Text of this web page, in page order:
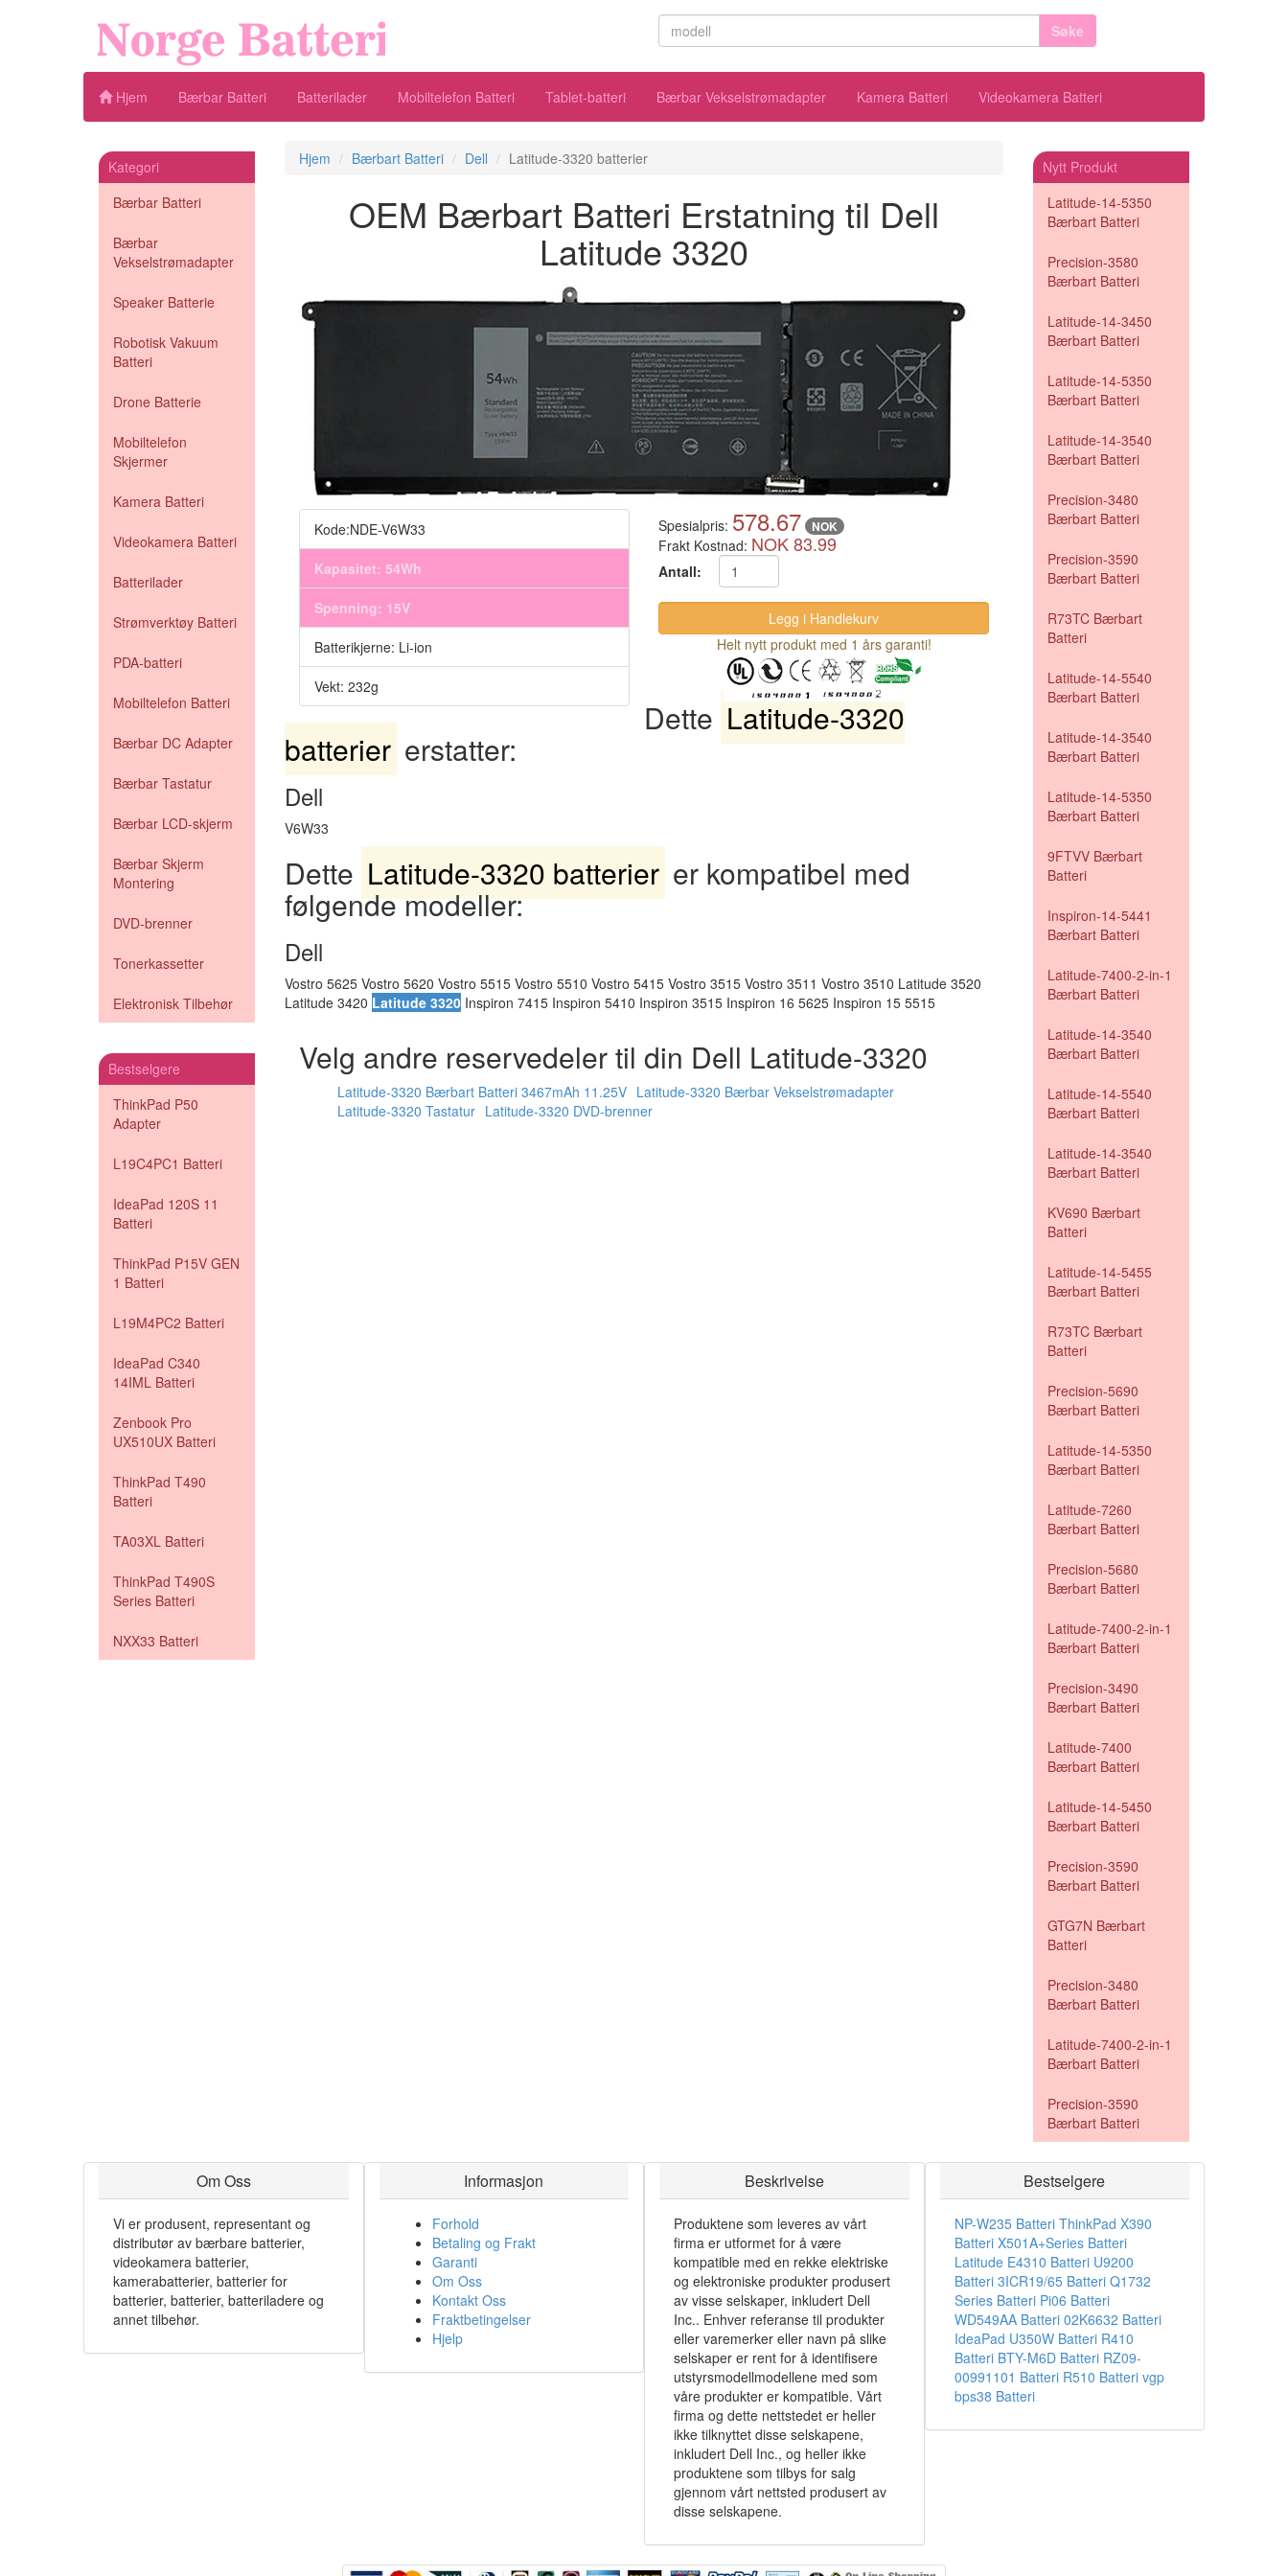
Søke
Hjem Bærbar Batteri Batterilader Mobiltelefon Batteri Tablet-batteri Bærbar Vekselstrømadapter Kamera Batteri Videokamera Batteri
Kategori
Bærbar Batteri
Bærbar
Vekselstrømadapter
Speaker Batterie
Robotisk Vakuum
Batteri
Drone Batterie
Mobiltelefon
Skjermer
Kamera Batteri
Videokamera Batteri
Batterilader
Strømverktøy Batteri
PDA-batteri
Mobiltelefon Batteri
Bærbar DC Adapter
Bærbar Tastatur
Bærbar LCD-skjerm
Bærbar Skjerm
Montering
DVD-brenner
Tonerkassetter
Elektronisk Tilbehør
Bestselgere
ThinkPad P50
Adapter
L19C4PC1 Batteri
IdeaPad 120S 11
Batteri
ThinkPad P15V GEN
1 Batteri
L19M4PC2 Batteri
IdeaPad C340
14IML Batteri
Zenbook Pro
UX510UX Batteri
ThinkPad T490
Batteri
TA03XL Batteri
ThinkPad T490S
Series Batteri
NXX33 Batteri
Hjem Bærbart Batteri Dell Latitude-3320 batterier
OEM Bærbart Batteri Erstatning til Dell
Latitude 3320
Kode:NDE-V6W33
Kapasitet: 54Wh
Spenning: 15V
Batterikjerne: Li-ion
Vekt: 232g
Spesialpris: 578.67 NOK
Frakt Kostnad: NOK 83.99
Antall:
Helt nytt produkt med 1 års garanti!
Dette Latitude-3320
batterier erstatter:
Dell
V6W33
Dette Latitude-3320 batterier er kompatibel med
følgende modeller:
Dell
Vostro 5625 Vostro 5620 Vostro 5515 Vostro 5510 Vostro 5415 Vostro 3515 Vostro 3511 Vostro 3510 Latitude 3520
Latitude 3420 Latitude 3320 Inspiron 7415 Inspiron 5410 Inspiron 3515 Inspiron 16 5625 Inspiron 15 5515
Velg andre reservedeler til din Dell Latitude-3320
Latitude-3320 Bærbart Batteri 3467mAh 11.25V Latitude-3320 Bærbar Vekselstrømadapter
Latitude-3320 Tastatur Latitude-3320 DVD-brenner
Nytt Produkt
Latitude-14-5350
Bærbart Batteri
Precision-3580
Bærbart Batteri
Latitude-14-3450
Bærbart Batteri
Latitude-14-5350
Bærbart Batteri
Latitude-14-3540
Bærbart Batteri
Precision-3480
Bærbart Batteri
Precision-3590
Bærbart Batteri
R73TC Bærbart
Batteri
Latitude-14-5540
Bærbart Batteri
Latitude-14-3540
Bærbart Batteri
Latitude-14-5350
Bærbart Batteri
9FTVV Bærbart
Batteri
Inspiron-14-5441
Bærbart Batteri
Latitude-7400-2-in-1
Bærbart Batteri
Latitude-14-3540
Bærbart Batteri
Latitude-14-5540
Bærbart Batteri
Latitude-14-3540
Bærbart Batteri
KV690 Bærbart
Batteri
Latitude-14-5455
Bærbart Batteri
R73TC Bærbart
Batteri
Precision-5690
Bærbart Batteri
Latitude-14-5350
Bærbart Batteri
Latitude-7260
Bærbart Batteri
Precision-5680
Bærbart Batteri
Latitude-7400-2-in-1
Bærbart Batteri
Precision-3490
Bærbart Batteri
Latitude-7400
Bærbart Batteri
Latitude-14-5450
Bærbart Batteri
Precision-3590
Bærbart Batteri
GTG7N Bærbart
Batteri
Precision-3480
Bærbart Batteri
Latitude-7400-2-in-1
Bærbart Batteri
Precision-3590
Bærbart Batteri
Om Oss
Vi er produsent, representant og
distributør av bærbare batterier,
videokamera batterier,
kamerabatterier, batterier for
batterier, batterier, batteriladere og
annet tilbehør.
Informasjon
Forhold
Betaling og Frakt
Garanti
Om Oss
Kontakt Oss
Fraktbetingelser
Hjelp
Beskrivelse
Produktene som leveres av vårt
firma er utformet for å være
kompatible med en rekke elektriske
og elektroniske produkter produsert
av visse selskaper, inkludert Dell
Inc.. Enhver referanse til produkter
eller varemerker eller navn på slike
selskaper er rent for å identifisere
utstyrsmodellmodellene med som
våre produkter er kompatible. Vårt
firma og dette nettstedet er heller
ikke tilknyttet disse selskapene,
inkludert Dell Inc., og heller ikke
produktene som tilbys for salg
gjennom vårt nettsted produsert av
disse selskapene.
Bestselgere
NP-W235 Batteri ThinkPad X390
Batteri X501A+Series Batteri
Latitude E4310 Batteri U9200
Batteri 3ICR19/65 Batteri Q1732
Series Batteri Pi06 Batteri
WD549AA Batteri 02K6632 Batteri
IdeaPad U350W Batteri R410
Batteri BTY-M6D Batteri RZ09-
00991101 Batteri R510 Batteri vgp
bps38 Batteri